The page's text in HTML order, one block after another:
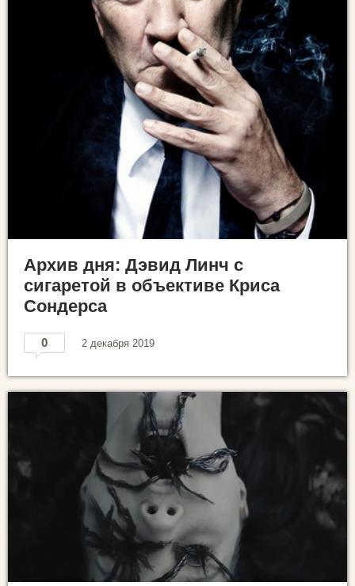
Архив дня: Дэвид Линч с
сигаретой в объективе Криса
Сондерса
0 2 декабря 2019